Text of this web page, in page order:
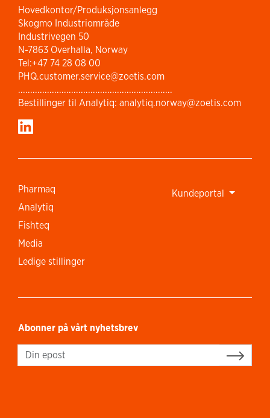
Hovedkontor/Produksjonsanlegg
Skogmo Industriområde
Industrivegen 50
N-7863 Overhalla, Norway
Tel:+47 74 28 08 00
PHQ.customer.service@zoetis.com
................................................................
Bestillinger til Analytiq: analytiq.norway@zoetis.com
Pharmaq
Analytiq
Fishteq
Media
Ledige stillinger
Kundeportal
Abonner på vårt nyhetsbrev
Sign up